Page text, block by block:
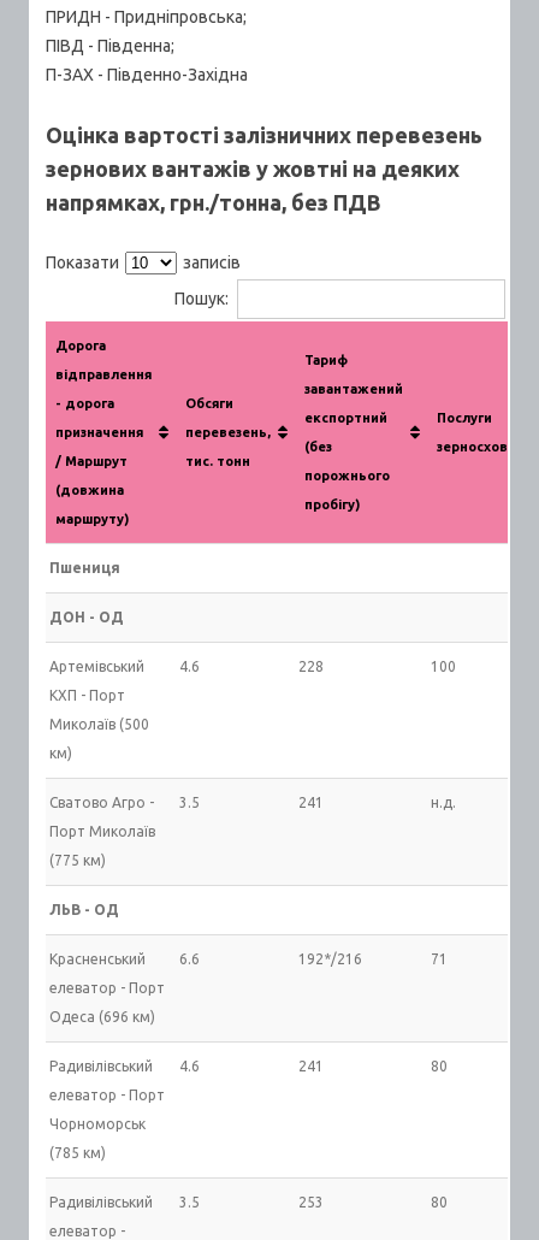
ПРИДН - Придніпровська;
ПІВД - Південна;
П-ЗАХ - Південно-Західна
Оцінка вартості залізничних перевезень
зернових вантажів у жовтні на деяких
напрямках, грн./тонна, без ПДВ
Показати
записів
Пошук:
Дорога
відправлення
- дорога
призначення
/ Маршрут
(довжина
маршруту)
Обсяги
перевезень,
тис. тонн
Тариф
завантажений
експортний
(без
порожнього
пробігу)
Послуги
зерносховища
Пшениця
ДОН - ОД
Артемівський
КХП - Порт
Миколаїв (500
км)
4.6 228 100
Сватово Агро -
Порт Миколаїв
(775 км)
3.5 241 н.д.
ЛЬВ - ОД
Красненський
елеватор - Порт
Одеса (696 км)
6.6 192*/216 71
Радивілівський
елеватор - Порт
Чорноморськ
(785 км)
4.6 241 80
Радивілівський
елеватор -
3.5 253 80